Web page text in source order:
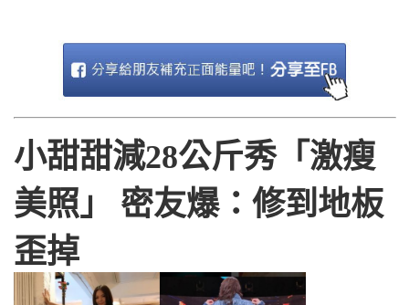
小甜甜減28公斤秀「激瘦
美照」 密友爆：修到地板
歪掉